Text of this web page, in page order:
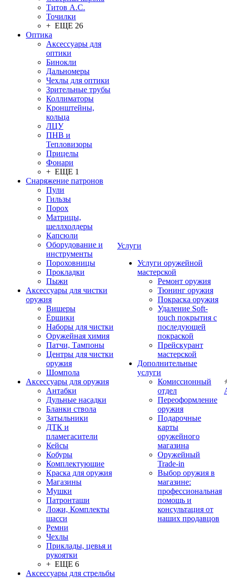
Титов А.С.
Точилки
+ ЕЩЕ 26
Оптика
Аксессуары для
оптики
Бинокли
Дальномеры
Чехлы для оптики
Зрительные трубы
Коллиматоры
Кронштейны,
кольца
ЛЦУ
ПНВ и
Тепловизоры
Прицелы
Фонари
+ ЕЩЕ 1
Снаряжение патронов
Пули
Гильзы
Порох
Матрицы,
шеллхолдеры
Капсюли
Оборудование и
инструменты
Пороховницы
Прокладки
Пыжи
Аксессуары для чистки
оружия
Вишеры
Ёршики
Наборы для чистки
Оружейная химия
Патчи, Тампоны
Центры для чистки
оружия
Шомпола
Аксессуары для оружия
Антабки
Дульные насадки
Бланки ствола
Затыльники
ДТК и
пламегасители
Кейсы
Кобуры
Комплектующие
Краска для оружия
Магазины
Мушки
Патронташи
Ложи, Комплекты
шасси
Ремни
Чехлы
Приклады, цевья и
рукоятки
+ ЕЩЕ 6
Аксессуары для стрельбы
Услуги
Услуги оружейной
мастерской
Ремонт оружия
Тюнинг оружия
Покраска оружия
Удаление Soft-
touch покрытия с
последующей
покраской
Прейскурант
мастерской
Дополнительные
услуги
Комиссионный
отдел
Переоформление
оружия
Подарочные
карты
оружейного
магазина
Оружейный
Trade-in
Выбор оружия в
магазине:
профессиональная
помощь и
консультация от
наших продавцов